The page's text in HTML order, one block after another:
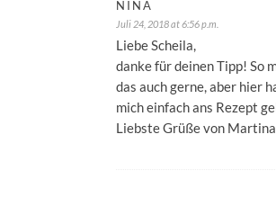
NINA
Juli 24, 2018 at 6:56 p.m.
Liebe Scheila,
danke für deinen Tipp! So
das auch gerne, aber hier
mich einfach ans Rezept
Liebste Grüße von Martina